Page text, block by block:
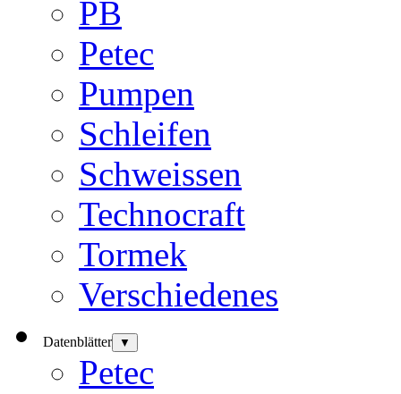
PB
Petec
Pumpen
Schleifen
Schweissen
Technocraft
Tormek
Verschiedenes
Datenblätter ▼
Petec